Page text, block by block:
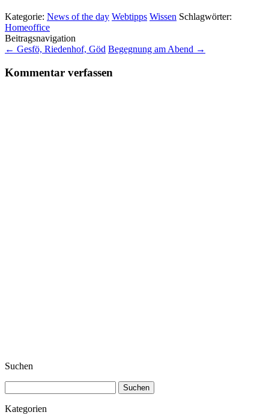
Kategorie: News of the day Webtipps Wissen Schlagwörter:
Homeoffice
Beitragsnavigation
← Gesfö, Riedenhof, Göd Begegnung am Abend →
Kommentar verfassen
Suchen
nach:
Kategorien